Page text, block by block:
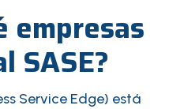
empresas
SASE?
Service Edge) está